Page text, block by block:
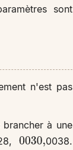
sont
n'est pas
à une
0030,0038.